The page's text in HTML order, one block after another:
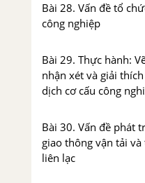
Bài 28. Vấn đề tổ
công nghiệp
Bài 29. Thực hành:
nhận xét và giải
dịch cơ cấu công
Bài 30. Vấn đề phát
giao thông vận tải
liên lạc